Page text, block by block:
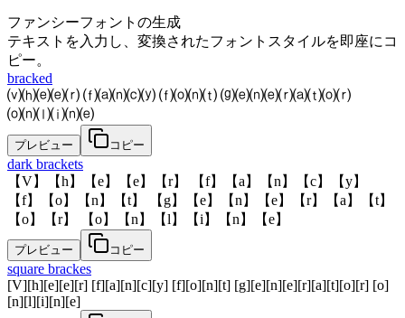
ファンシーフォントの生成
テキストを入力し、変換されたフォントスタイルを即座にコ
ピー。
bracked
⒱⒣⒠⒠⒭ ⒡⒜⒩⒞⒴ ⒡⒪⒩⒯ ⒢⒠⒩⒠⒭⒜⒯⒪⒭
⒪⒩⒧⒤⒩⒠
プレビュー コピー
dark brackets
【V】【h】【e】【e】【r】 【f】【a】【n】【c】【y】
【f】【o】【n】【t】 【g】【e】【n】【e】【r】【a】【t】
【o】【r】 【o】【n】【l】【i】【n】【e】
プレビュー コピー
square brackes
[V][h][e][e][r] [f][a][n][c][y] [f][o][n][t] [g][e][n][e][r][a][t][o][r] [o]
[n][l][i][n][e]